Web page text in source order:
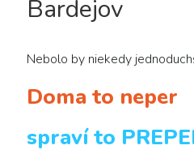
Bardejov
Nebolo by niekedy
Doma to neper
spraví to